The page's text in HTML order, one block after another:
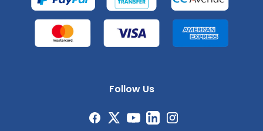
Follow Us